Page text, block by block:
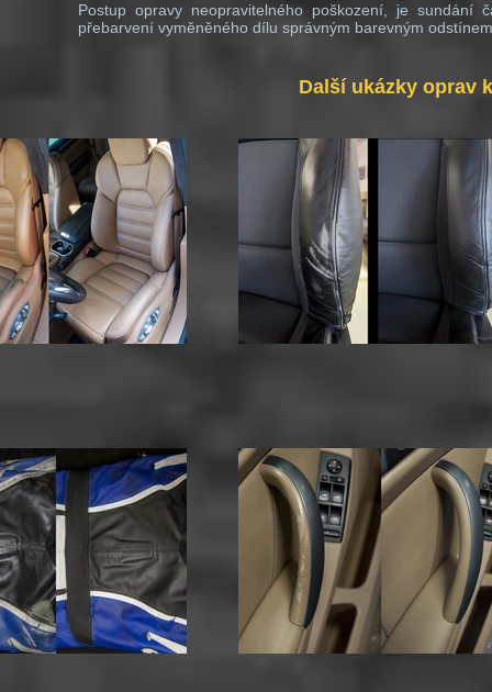
Postup opravy neopravitelného poškození, je
přebarvení vyměněného dílu správným barevným
Další ukázky oprav